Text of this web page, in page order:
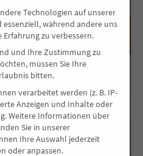
Technologien auf unserer
essenziell, während andere uns
Erfahrung zu verbessern.
und Ihre Zustimmung zu
müssen Sie Ihre
bitten.
verarbeitet werden (z. B. IP-
Anzeigen und Inhalte oder
Weitere Informationen über
Sie in unserer
Ihre Auswahl jederzeit
oder anpassen.